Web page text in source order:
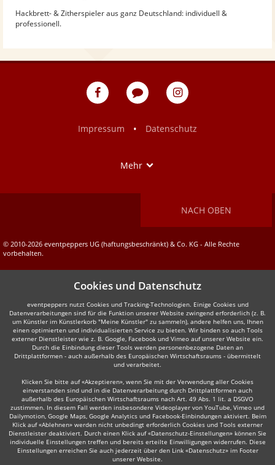
Hackbrett- & Zitherspieler aus ganz Deutschland: individuell &
professionell.
eventpeppers
Blog
eventpeppers
Impressum
• Datenschutz
Mehr
NACH OBEN
© 2010-2026 eventpeppers UG (haftungsbeschränkt) & Co. KG - Alle Rechte
vorbehalten.
Cookies und Datenschutz
eventpeppers nutzt Cookies und Tracking-Technologien. Einige Cookies und
Datenverarbeitungen sind für die Funktion unserer Website zwingend erforderlich (z. B.
um Künstler im Künstlerkorb "Meine Künstler" zu sammeln), andere helfen uns, Ihnen
einen optimierten und individualisierten Service zu bieten. Wir binden so auch Tools
externer Dienstleister wie z. B. Google, Facebook und Vimeo auf unserer Website ein.
Durch die Einbindung dieser Tools werden personenbezogene Daten an
Drittplattformen - auch außerhalb des Europäischen Wirtschaftsraums - übermittelt
und verarbeitet.
Klicken Sie bitte auf «Akzeptieren», wenn Sie mit der Verwendung aller Cookies
einverstanden sind und in die Datenverarbeitung durch Drittplattformen auch
außerhalb des Europäischen Wirtschaftsraums nach Art. 49 Abs. 1 lit. a DSGVO
zustimmen. In diesem Fall werden insbesondere Videoplayer von YouTube, Vimeo und
Dailymotion, Google Maps, Google Analytics und Facebook-Einbindungen aktiviert. Beim
Klick auf «Ablehnen» werden nicht unbedingt erforderlich Cookies und Tools externer
Dienstleister deaktiviert. Durch einen Klick auf «Datenschutz-Einstellungen» können Sie
individuelle Einstellungen treffen und bereits erteilte Einwilligungen widerrufen. Diese
Einstellungen erreichen Sie auch jederzeit über den Link «Datenschutz» im Footer
unserer Website.